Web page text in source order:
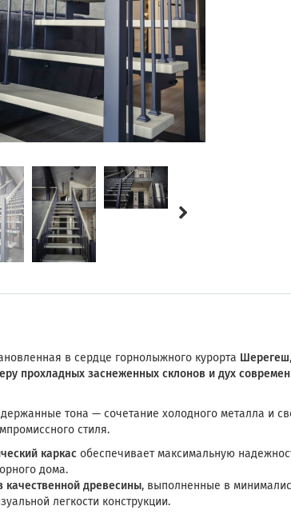
в сердце горнолыжного курорта Шерегеш
прохладных заснеженных склонов и дух
тона — сочетание холодного металла и
стиля.
каркасобеспечивает максимальную
дома.
качественной древесины, выполненные в
легкости конструкции.